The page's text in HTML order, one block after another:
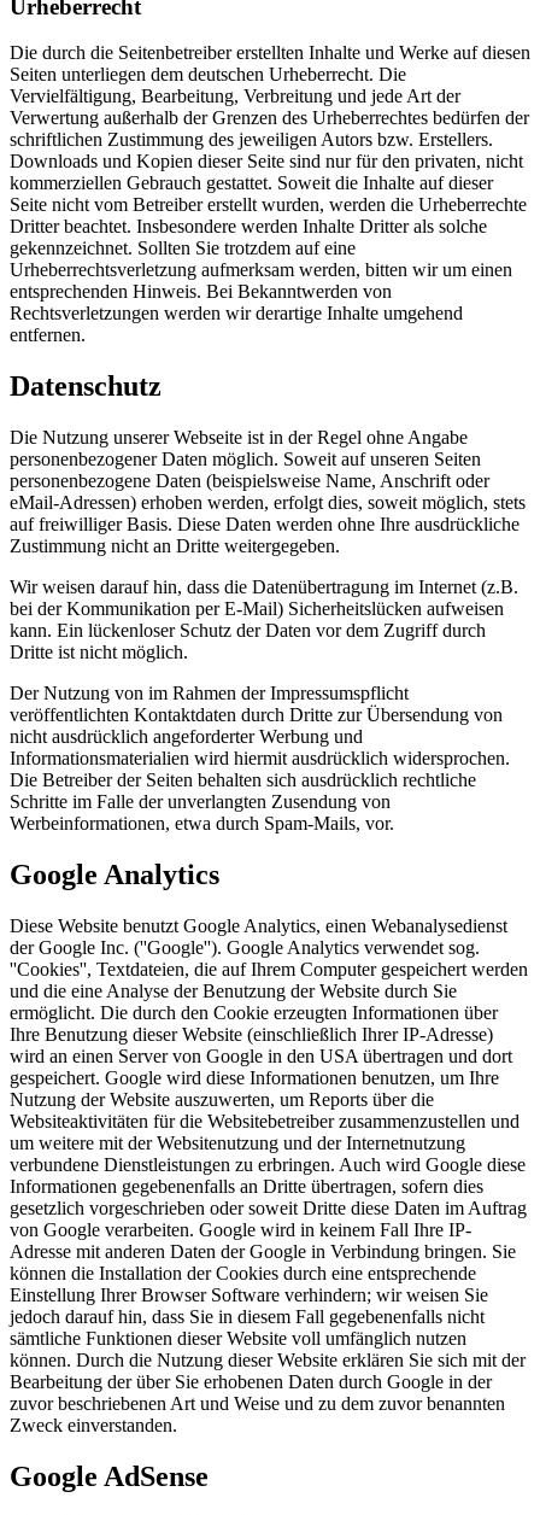
Urheberrecht
Die durch die Seitenbetreiber erstellten Inhalte und Werke auf diesen
Seiten unterliegen dem deutschen Urheberrecht. Die
Vervielfältigung, Bearbeitung, Verbreitung und jede Art der
Verwertung außerhalb der Grenzen des Urheberrechtes bedürfen der
schriftlichen Zustimmung des jeweiligen Autors bzw. Erstellers.
Downloads und Kopien dieser Seite sind nur für den privaten, nicht
kommerziellen Gebrauch gestattet. Soweit die Inhalte auf dieser
Seite nicht vom Betreiber erstellt wurden, werden die Urheberrechte
Dritter beachtet. Insbesondere werden Inhalte Dritter als solche
gekennzeichnet. Sollten Sie trotzdem auf eine
Urheberrechtsverletzung aufmerksam werden, bitten wir um einen
entsprechenden Hinweis. Bei Bekanntwerden von
Rechtsverletzungen werden wir derartige Inhalte umgehend
entfernen.
Datenschutz
Die Nutzung unserer Webseite ist in der Regel ohne Angabe
personenbezogener Daten möglich. Soweit auf unseren Seiten
personenbezogene Daten (beispielsweise Name, Anschrift oder
eMail-Adressen) erhoben werden, erfolgt dies, soweit möglich, stets
auf freiwilliger Basis. Diese Daten werden ohne Ihre ausdrückliche
Zustimmung nicht an Dritte weitergegeben.
Wir weisen darauf hin, dass die Datenübertragung im Internet (z.B.
bei der Kommunikation per E-Mail) Sicherheitslücken aufweisen
kann. Ein lückenloser Schutz der Daten vor dem Zugriff durch
Dritte ist nicht möglich.
Der Nutzung von im Rahmen der Impressumspflicht
veröffentlichten Kontaktdaten durch Dritte zur Übersendung von
nicht ausdrücklich angeforderter Werbung und
Informationsmaterialien wird hiermit ausdrücklich widersprochen.
Die Betreiber der Seiten behalten sich ausdrücklich rechtliche
Schritte im Falle der unverlangten Zusendung von
Werbeinformationen, etwa durch Spam-Mails, vor.
Google Analytics
Diese Website benutzt Google Analytics, einen Webanalysedienst
der Google Inc. (''Google''). Google Analytics verwendet sog.
''Cookies'', Textdateien, die auf Ihrem Computer gespeichert werden
und die eine Analyse der Benutzung der Website durch Sie
ermöglicht. Die durch den Cookie erzeugten Informationen über
Ihre Benutzung dieser Website (einschließlich Ihrer IP-Adresse)
wird an einen Server von Google in den USA übertragen und dort
gespeichert. Google wird diese Informationen benutzen, um Ihre
Nutzung der Website auszuwerten, um Reports über die
Websiteaktivitäten für die Websitebetreiber zusammenzustellen und
um weitere mit der Websitenutzung und der Internetnutzung
verbundene Dienstleistungen zu erbringen. Auch wird Google diese
Informationen gegebenenfalls an Dritte übertragen, sofern dies
gesetzlich vorgeschrieben oder soweit Dritte diese Daten im Auftrag
von Google verarbeiten. Google wird in keinem Fall Ihre IP-
Adresse mit anderen Daten der Google in Verbindung bringen. Sie
können die Installation der Cookies durch eine entsprechende
Einstellung Ihrer Browser Software verhindern; wir weisen Sie
jedoch darauf hin, dass Sie in diesem Fall gegebenenfalls nicht
sämtliche Funktionen dieser Website voll umfänglich nutzen
können. Durch die Nutzung dieser Website erklären Sie sich mit der
Bearbeitung der über Sie erhobenen Daten durch Google in der
zuvor beschriebenen Art und Weise und zu dem zuvor benannten
Zweck einverstanden.
Google AdSense